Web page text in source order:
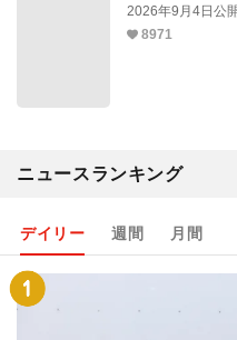
2026年9月4日公開
8971
ニュースランキング
デイリー 週間 月間